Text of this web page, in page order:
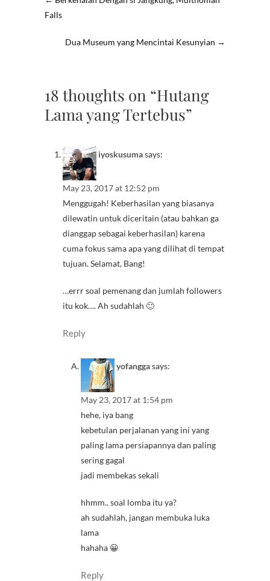
Falls
Dua Museum yang Mencintai Kesunyian →
18 thoughts on “Hutang
Lama yang Tertebus”
iyoskusumasays:
May 23, 2017 at 12:52 pm
Menggugah! Keberhasilan yang biasanya
dilewatin untuk diceritain (atau bahkan ga
dianggap sebagai keberhasilan) karena
cuma fokus sama apa yang dilihat di tempat
tujuan. Selamat, Bang!
…errr soal pemenang dan jumlah followers
itu kok…. Ah sudahlah 🙂
Reply
yofanggasays:
May 23, 2017 at 1:54 pm
hehe, iya bang
kebetulan perjalanan yang ini yang
paling lama persiapannya dan paling
sering gagal
jadi membekas sekali
hhmm.. soal lomba itu ya?
ah sudahlah, jangan membuka luka
lama
hahaha 😀
Reply